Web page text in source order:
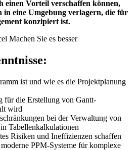
einen Vorteil verschaffen können,
in eine Umgebung verlagern, die für
konzipiert ist.
ist und wie es die Projektplanung
für die Erstellung von Gantt-
wird
bei der Verwaltung von
Tabellenkalkulationen
Risiken und Ineffizienzen schaffen
PPM-Systeme für komplexe